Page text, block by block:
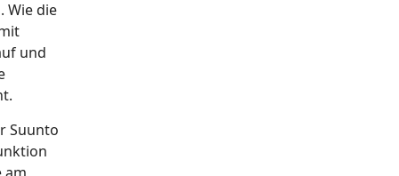
Wie die
und
Suunto